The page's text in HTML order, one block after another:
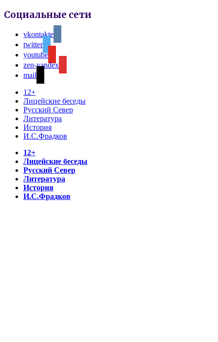
Социальные сети
vkontakte
twitter
youtube
zen-yandex
mail
12+
Лицейские беседы
Русский Север
Литература
История
И.С.Фрадков
12+
Лицейские беседы
Русский Север
Литература
История
И.С.Фрадков